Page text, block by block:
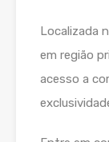
Localizada
em região
acesso a